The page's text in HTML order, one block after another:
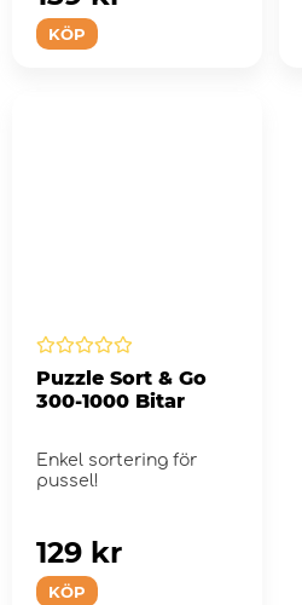
KÖP
Puzzle Sort & Go
300-1000 Bitar
Enkel sortering för
pussel!
KÖP
129 kr